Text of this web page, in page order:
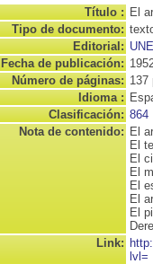
Título : El
Tipo de documento:
Editorial:
Fecha de publicación:
Número de páginas: 137
Idioma :
Clasificación: 864
Nota de contenido: El
El
El
El
El
El
El
Link:
lvl=